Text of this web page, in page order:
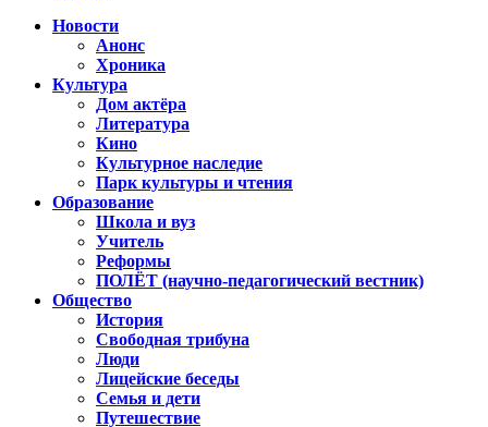
Новости
Анонс
Хроника
Культура
Дом актёра
Литература
Кино
Культурное наследие
Парк культуры и чтения
Образование
Школа и вуз
Учитель
Реформы
ПОЛЁТ (научно-педагогический вестник)
Общество
История
Свободная трибуна
Люди
Лицейские беседы
Семья и дети
Путешествие